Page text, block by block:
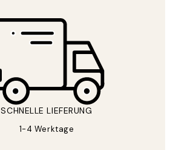
SCHNELLE LIEFERUNG
1-4 Werktage